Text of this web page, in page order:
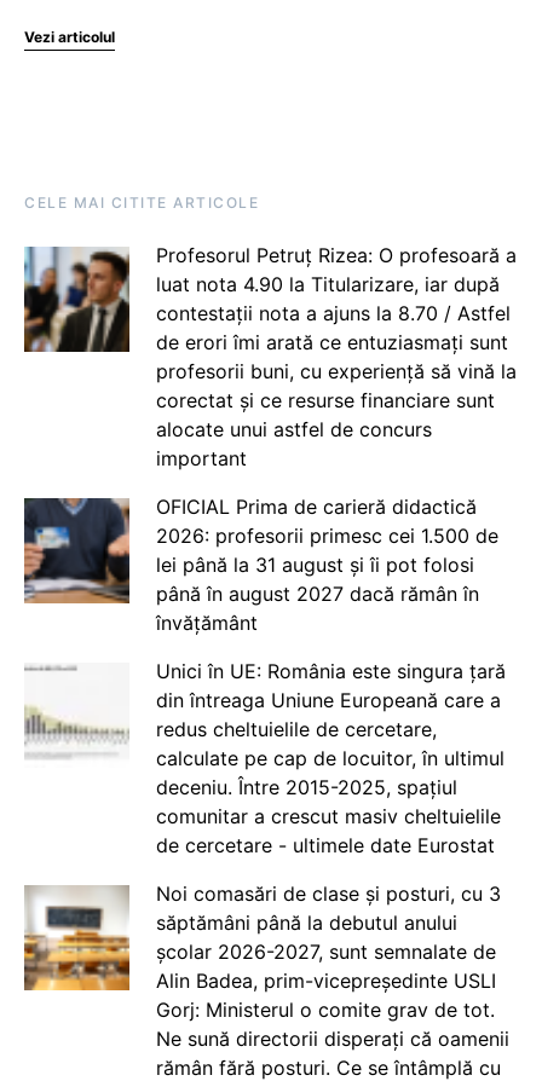
Vezi articolul
CELE MAI CITITE ARTICOLE
Profesorul Petruț Rizea: O profesoară a
luat nota 4.90 la Titularizare, iar după
contestații nota a ajuns la 8.70 / Astfel
de erori îmi arată ce entuziasmați sunt
profesorii buni, cu experiență să vină la
corectat și ce resurse financiare sunt
alocate unui astfel de concurs
important
OFICIAL Prima de carieră didactică
2026: profesorii primesc cei 1.500 de
lei până la 31 august și îi pot folosi
până în august 2027 dacă rămân în
învățământ
Unici în UE: România este singura țară
din întreaga Uniune Europeană care a
redus cheltuielile de cercetare,
calculate pe cap de locuitor, în ultimul
deceniu. Între 2015-2025, spațiul
comunitar a crescut masiv cheltuielile
de cercetare - ultimele date Eurostat
Noi comasări de clase și posturi, cu 3
săptămâni până la debutul anului
școlar 2026-2027, sunt semnalate de
Alin Badea, prim-vicepreședinte USLI
Gorj: Ministerul o comite grav de tot.
Ne sună directorii disperați că oamenii
rămân fără posturi. Ce se întâmplă cu